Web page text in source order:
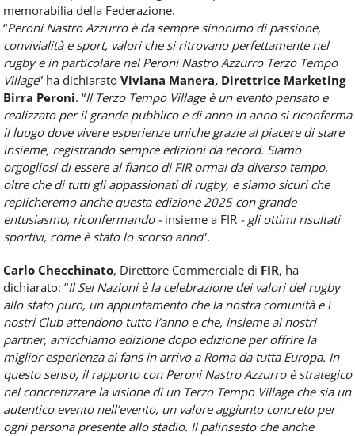
memorabilia della Federazione.
“Peroni Nastro Azzurro è da sempre sinonimo di passione,
convivialità e sport, valori che si ritrovano perfettamente nel
rugby e in particolare nel Peroni Nastro Azzurro Terzo Tempo
Village” ha dichiarato Viviana Manera, Direttrice Marketing
Birra Peroni. “Il Terzo Tempo Village è un evento pensato e
realizzato per il grande pubblico e di anno in anno si riconferma
il luogo dove vivere esperienze uniche grazie al piacere di stare
insieme, registrando sempre edizioni da record. Siamo
orgogliosi di essere al fianco di FIR ormai da diverso tempo,
oltre che di tutti gli appassionati di rugby, e siamo sicuri che
replicheremo anche questa edizione 2025 con grande
entusiasmo, riconfermando - insieme a FIR - gli ottimi risultati
sportivi, come è stato lo scorso anno”.
Carlo Checchinato, Direttore Commerciale di FIR, ha
dichiarato: “Il Sei Nazioni è la celebrazione dei valori del rugby
allo stato puro, un appuntamento che la nostra comunità e i
nostri Club attendono tutto l’anno e che, insieme ai nostri
partner, arricchiamo edizione dopo edizione per offrire la
miglior esperienza ai fans in arrivo a Roma da tutta Europa. In
questo senso, il rapporto con Peroni Nastro Azzurro è strategico
nel concretizzare la visione di un Terzo Tempo Village che sia un
autentico evento nell’evento, un valore aggiunto concreto per
ogni persona presente allo stadio. Il palinsesto che anche